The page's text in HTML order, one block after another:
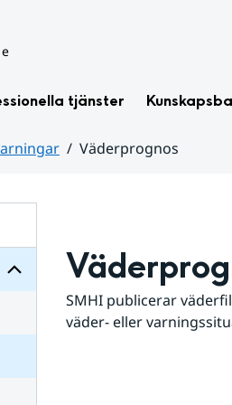
tjänster
Väderprognos
för
SMHI publicerar
väder- eller